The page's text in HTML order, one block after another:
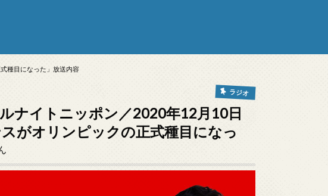
種目になった」放送内容
ラジオ
ナイトニッポン／2020年12月10日
がオリンピックの正式種目になっ